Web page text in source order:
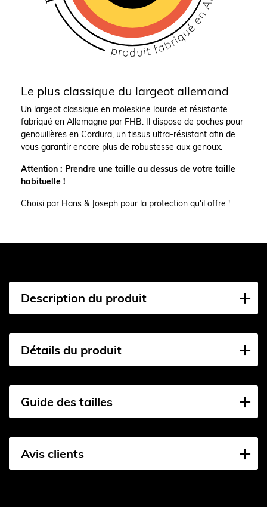
Le plus classique du largeot allemand
Un largeot classique en moleskine lourde et résistante
fabriqué en Allemagne par FHB. Il dispose de poches pour
genouillères en Cordura, un tissus ultra-résistant afin de
vous garantir encore plus de robustesse aux genoux.
Attention : Prendre une taille au dessus de votre taille
habituelle !
Choisi par Hans & Joseph pour la protection qu'il offre !
Description du produit
Détails du produit
Guide des tailles
Avis clients